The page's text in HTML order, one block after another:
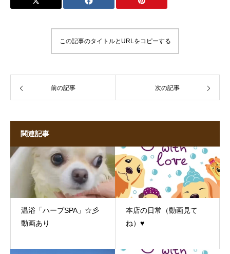
この記事のタイトルとURLをコピーする
前の記事 次の記事
関連記事
温浴「ハーブSPA」☆彡
動画あり
本店の日常（動画見て
ね）♥